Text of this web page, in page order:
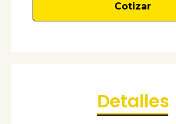
Cotizar
Detalles